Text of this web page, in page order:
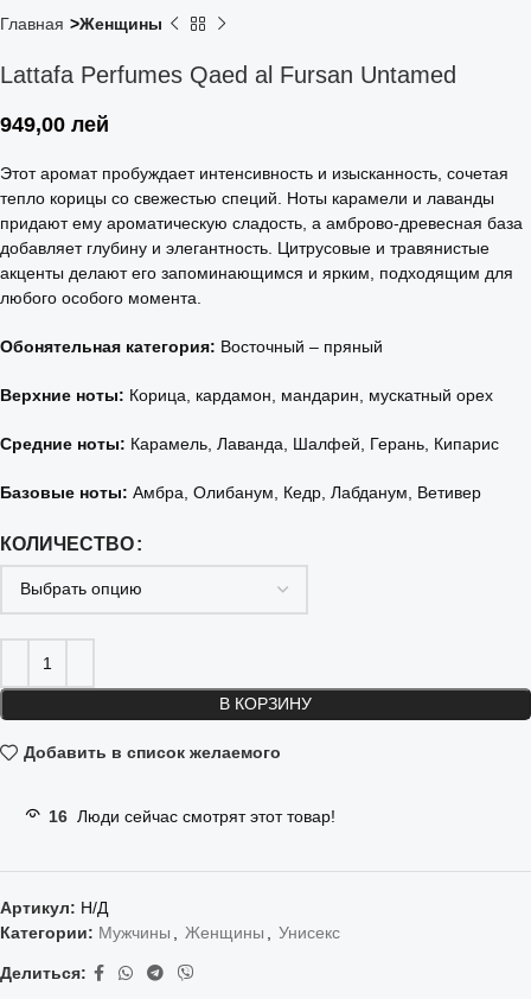
Главная Женщины
Lattafa Perfumes Qaed al Fursan Untamed
949,00 лей
Этот аромат пробуждает интенсивность и изысканность, сочетая
тепло корицы со свежестью специй. Ноты карамели и лаванды
придают ему ароматическую сладость, а амброво-древесная база
добавляет глубину и элегантность. Цитрусовые и травянистые
акценты делают его запоминающимся и ярким, подходящим для
любого особого момента.
Обонятельная категория: Восточный – пряный
Верхние ноты: Корица, кардамон, мандарин, мускатный орех
Средние ноты: Карамель, Лаванда, Шалфей, Герань, Кипарис
Базовые ноты: Амбра, Олибанум, Кедр, Лабданум, Ветивер
КОЛИЧЕСТВО
В КОРЗИНУ
Добавить в список желаемого
16 Люди сейчас смотрят этот товар!
Артикул: Н/Д
Категории: Мужчины Женщины Унисекс
Делиться: